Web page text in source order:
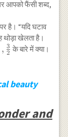
आपको फैंसी शब्द,
है। “यदि घटाव
थोड़ा खेलता है।
{2}=
, 2
3 के बारे में क्या।
beauty
and